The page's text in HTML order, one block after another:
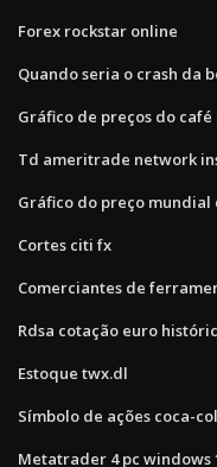
Forex rockstar online
Quando seria o crash da
Gráfico de preços do café
Td ameritrade network
Gráfico do preço
Cortes citi fx
Comerciantes de
Rdsa cotação euro
Estoque twx.dl
Símbolo de ações coca-
Metatrader 4 pc windows